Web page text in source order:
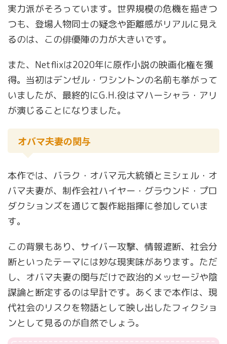
実力派がそろっています。世界規模の危機を描きつ
つも、登場人物同士の疑念や距離感がリアルに見え
るのは、この俳優陣の力が大きいです。
また、Netflixは2020年に原作小説の映画化権を獲
得。当初はデンゼル・ワシントンの名前も挙がって
いましたが、最終的にG.H.役はマハーシャラ・アリ
が演じることになりました。
オバマ夫妻の関与
本作では、バラク・オバマ元大統領とミシェル・オ
バマ夫妻が、制作会社ハイヤー・グラウンド・プロ
ダクションズを通じて製作総指揮に参加していま
す。
この背景もあり、サイバー攻撃、情報遮断、社会分
断といったテーマには妙な現実味があります。ただ
し、オバマ夫妻の関与だけで政治的メッセージや陰
謀論と断定するのは早計です。あくまで本作は、現
代社会のリスクを物語として映し出したフィクショ
ンとして見るのが自然でしょう。